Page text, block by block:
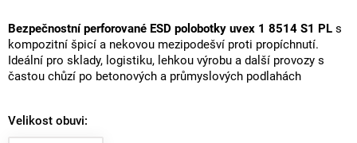
Bezpečnostní perforované ESD polobotky uvex 1 8514 S1 PL s
kompozitní špicí a nekovou mezipodešví proti propíchnutí.
Ideální pro sklady, logistiku, lehkou výrobu a další provozy s
častou chůzí po betonových a průmyslových podlahách
Velikost obuvi: